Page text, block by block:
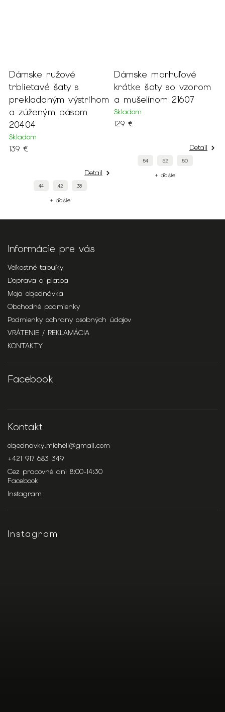
Dámske ružové
trblietavé šaty s
prekladaným výstrihom
a zúženým pásom
20404
Skladom
139 €
Detail
44 42 38
+ ďalšie
Dámske marhuľové
krátke šaty so vzorom
a mušelínom 21607
Skladom
129 €
Detail
54 52 50
+ ďalšie
Informácie pre vás
Veľkostné tabuľky
Doprava a platba
Moja objednávka
Obchodné podmienky
Podmienky ochrany osobných údajov
VRÁTENIE / REKLAMÁCIA
KONTAKTY
Facebook
Kontakt
objednavky.michell@gmail.com
+421 917 683 349
Cez pracovné dni 8:00-14:30
Facebook
Instagram
Instagram